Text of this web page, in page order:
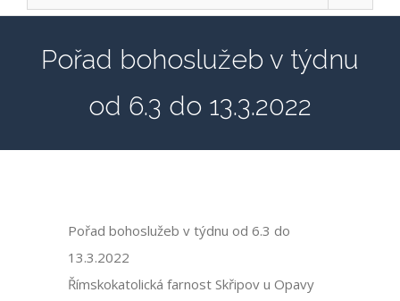
Pořad bohoslužeb v týdnu
od 6.3 do 13.3.2022
Pořad bohoslužeb v týdnu od 6.3 do
13.3.2022
Římskokatolická farnost Skřipov u Opavy